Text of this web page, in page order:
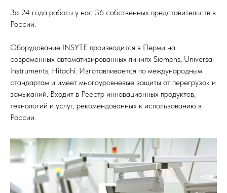
За 24 года работы у нас 36 собственных представительств в
России.
Оборудование INSYTE производится в Перми на
современных автоматизированных линиях Siemens, Universal
Instruments, Hitachi. Изготавливается по международным
стандартам и имеет многоуровневые защиты от перегрузок и
замыканий. Входит в Реестр инновационных продуктов,
технологий и услуг, рекомендованных к использованию в
России.